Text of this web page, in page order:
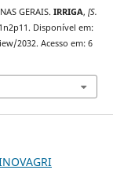
GERAIS. IRRIGA, [S.
Disponível em:
2032. Acesso em: 6